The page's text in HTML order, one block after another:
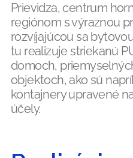
Prievidza, centrum
regiónom s výraznou
rozvíjajúcou sa
tu realizuje striekanú
domoch,
objektoch, ako sú
kontajnery upravené
účely.